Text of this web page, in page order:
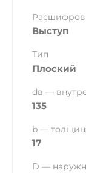
Выступ
Тип
Плоский
dв —
135
b —
17
D —